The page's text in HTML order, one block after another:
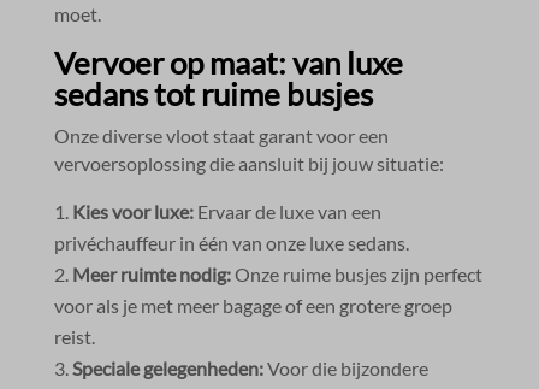
moet.​
Vervoer op maat: van luxe
sedans tot ruime busjes
Onze diverse vloot staat garant voor een
vervoersoplossing die aansluit bij jouw situatie:
Kies voor luxe:Ervaar de luxe van een
privéchauffeur in één van onze luxe sedans.​
Meer ruimte nodig:Onze ruime busjes zijn perfect
voor als je met meer bagage of een grotere groep
reist.​
Speciale gelegenheden:Voor die bijzondere